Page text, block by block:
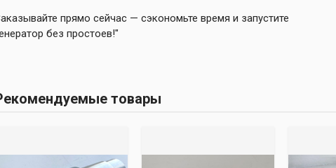
прямо сейчас — сэкономьте время и запустите
без простоев!"
товары